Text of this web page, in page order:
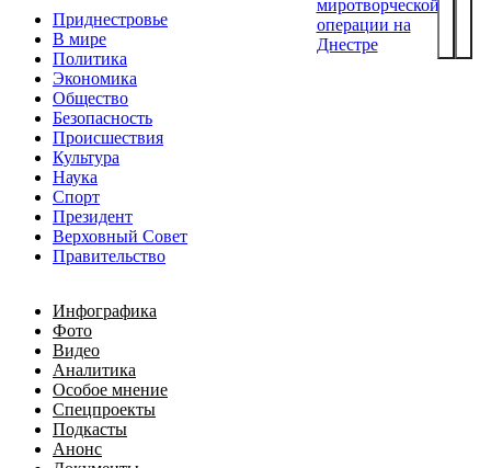
Приднестровье
В мире
Политика
Экономика
Общество
Безопасность
Происшествия
Культура
Наука
Спорт
Президент
Верховный Совет
Правительство
Инфографика
Фото
Видео
Аналитика
Особое мнение
Спецпроекты
Подкасты
Анонс
миротворческой
операции на
Днестре